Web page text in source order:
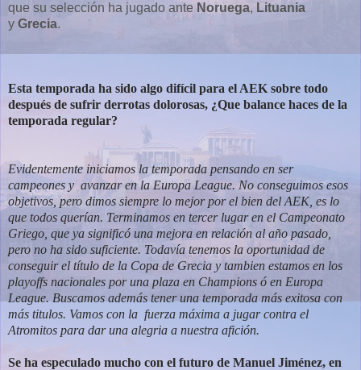
que su selección ha jugado ante Noruega, Lituania
y Grecia.
Esta temporada ha sido algo difícil para el AEK sobre todo
después de sufrir derrotas dolorosas, ¿Que balance haces de la
temporada regular?
Evidentemente iniciamos la temporada pensando en ser
campeones y avanzar en la Europa League. No conseguimos esos
objetivos, pero dimos siempre lo mejor por el bien del AEK, es lo
que todos querían. Terminamos en tercer lugar en el Campeonato
Griego, que ya significó una mejora en relación al año pasado,
pero no ha sido suficiente. Todavía tenemos la oportunidad de
conseguir el título de la Copa de Grecia y tambien estamos en los
playoffs nacionales por una plaza en Champions ó en Europa
League. Buscamos además tener una temporada más exitosa con
más titulos. Vamos con la fuerza máxima a jugar contra el
Atromitos para dar una alegria a nuestra afición.
Se ha especulado mucho con el futuro de Manuel Jiménez, en